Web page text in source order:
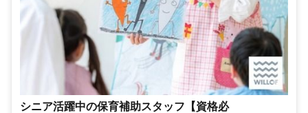
シニア活躍中の保育補助スタッフ【資格必